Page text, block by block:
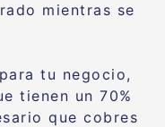
mientras se
tu negocio,
tienen un 70%
que cobres